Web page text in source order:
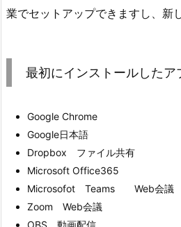
業でセットアップできますし、新
最初にインストールしたア
Google Chrome
Google日本語
Dropbox ファイル共有
Microsoft Office365
Microsofot Teams Web会議
Zoom Web会議
OBS 動画配信